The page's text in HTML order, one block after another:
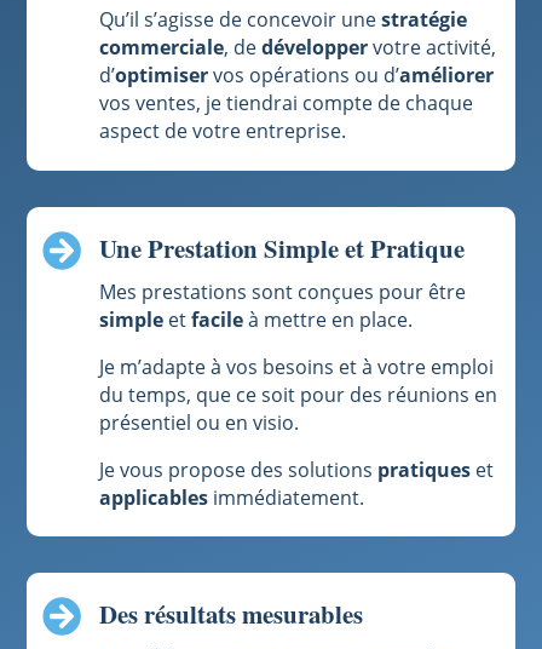
Qu’il s’agisse de concevoir unestratégie
commerciale, dedéveloppervotre activité,
d’optimiservos opérations ou d’améliorer
vos ventes, je tiendrai compte de chaque
aspect de votre entreprise.
 Une Prestation Simple et Pratique
Mes prestations sont conçues pour être
simpleetfacileà mettre en place.
Je m’adapte à vos besoins et à votre emploi
du temps, que ce soit pour des réunions en
présentiel ou en visio.
Je vous propose des solutions pratiqueset
applicablesimmédiatement.
 Des résultats mesurables